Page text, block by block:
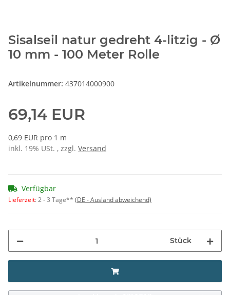
Sisalseil natur gedreht 4-litzig - Ø
10 mm - 100 Meter Rolle
Artikelnummer: 437014000900
69,14 EUR
0,69 EUR pro 1 m
inkl. 19% USt. , zzgl. Versand
Verfügbar
Lieferzeit:2 - 3 Tage** (DE - Ausland abweichend)
Stück